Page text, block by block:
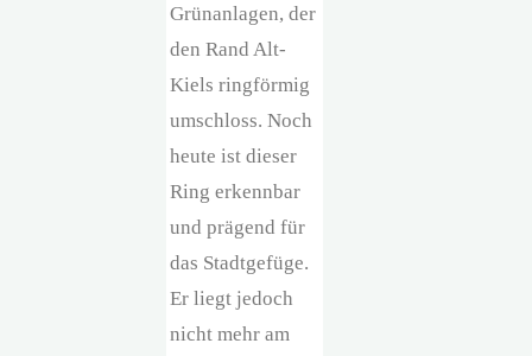
Grünanlagen, der
den Rand Alt-
Kiels ringförmig
umschloss. Noch
heute ist dieser
Ring erkennbar
und prägend für
das Stadtgefüge.
Er liegt jedoch
nicht mehr am